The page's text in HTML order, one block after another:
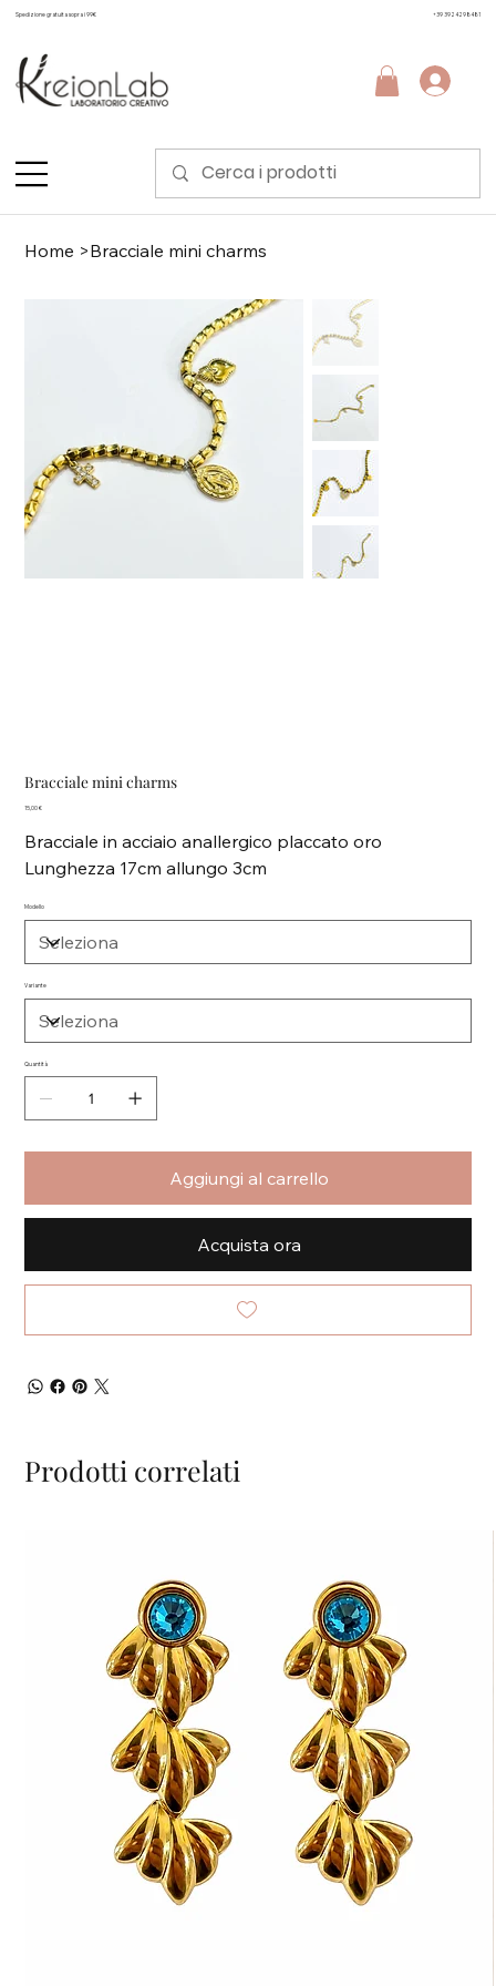
Spedizione gratuita sopra i 99€ +39 3924298481
Home >Bracciale mini charms
Bracciale mini charms
Prezzo
15,00 €
Bracciale in acciaio anallergico placcato oro
Lunghezza 17cm allungo 3cm
Modello
Variante
Quantità
Aggiungi al carrello
Acquista ora
Prodotti correlati